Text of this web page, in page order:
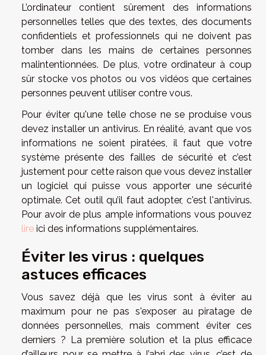
L’ordinateur contient sûrement des informations
personnelles telles que des textes, des documents
confidentiels et professionnels qui ne doivent pas
tomber dans les mains de certaines personnes
malintentionnées. De plus, votre ordinateur à coup
sûr stocke vos photos ou vos vidéos que certaines
personnes peuvent utiliser contre vous.
Pour éviter qu'une telle chose ne se produise vous
devez installer un antivirus. En réalité, avant que vos
informations ne soient piratées, il faut que votre
système présente des failles de sécurité et c’est
justement pour cette raison que vous devez installer
un logiciel qui puisse vous apporter une sécurité
optimale. Cet outil qu’il faut adopter, c'est l'antivirus.
Pour avoir de plus ample informations vous pouvez
lire ici des informations supplémentaires.
Éviter les virus : quelques
astuces efficaces
Vous savez déjà que les virus sont à éviter au
maximum pour ne pas s'exposer au piratage de
données personnelles, mais comment éviter ces
derniers ? La première solution et la plus efficace